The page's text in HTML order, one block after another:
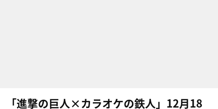
「進撃の巨人×カラオケの鉄人」12月18